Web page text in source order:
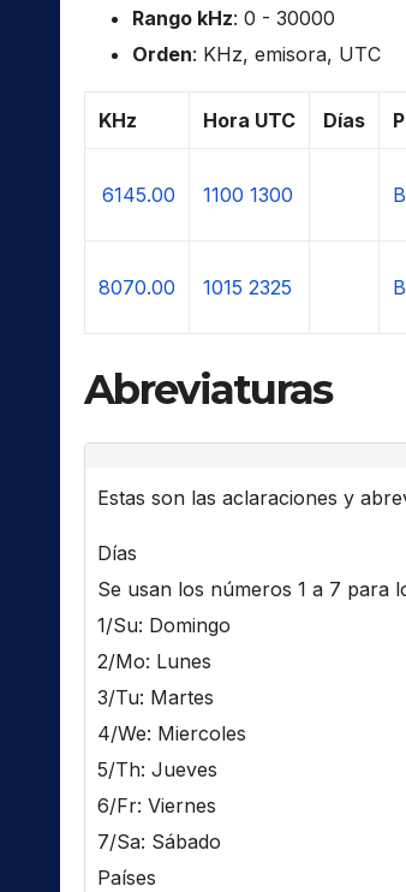
Rango kHz: 0 - 30000
Orden: KHz, emisora, UTC
KHz Hora UTC Días
6145.00 1100 1300
8070.00 1015 2325
Abreviaturas
Estas son las aclaraciones y
Días
Se usan los números 1 a 7 para
1/Su: Domingo
2/Mo: Lunes
3/Tu: Martes
4/We: Miercoles
5/Th: Jueves
6/Fr: Viernes
7/Sa: Sábado
Países